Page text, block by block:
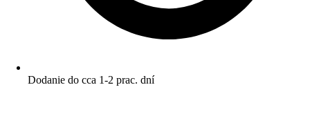
Dodanie do cca 1-2 prac. dní